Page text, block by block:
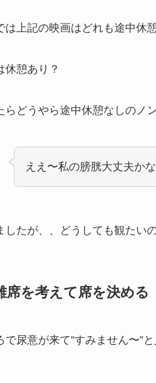
は上記の映画はどれも途中休
休憩あり？
らどうやら途中休憩なしのノ
ええ〜私の膀胱大丈夫か
したが、、どうしても観たい
席を考えて席を決める
で尿意が来て”すみません〜”